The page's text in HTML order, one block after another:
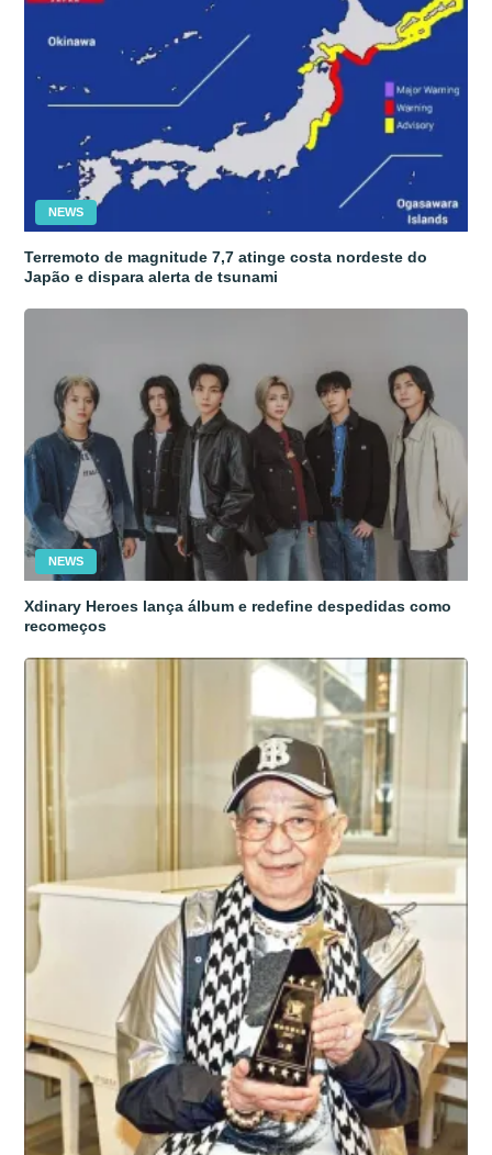
NEWS
Terremoto de magnitude 7,7 atinge costa nordeste do
Japão e dispara alerta de tsunami
NEWS
Xdinary Heroes lança álbum e redefine despedidas como
recomeços